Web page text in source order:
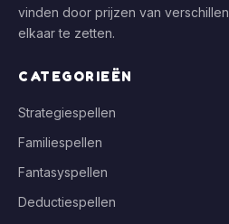
vinden door prijzen van
elkaar te zetten.
CATEGORIEËN
Strategiespellen
Familiespellen
Fantasyspellen
Deductiespellen